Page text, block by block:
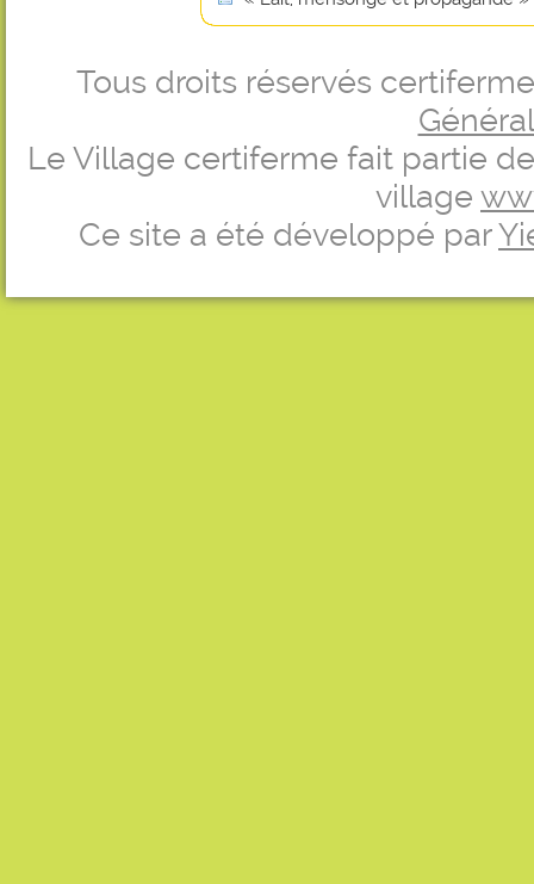
Tous droits réservés
Le Village certiferme fait partie
village
Ce site a été développé par